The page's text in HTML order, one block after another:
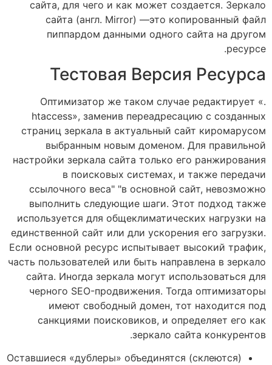
сайта, для чего и как может создается. Зеркало
сайта (англ. Mirror) —это копированный файл
пиппардом данными одного сайта на другом
ресурсе.
Тестовая Версия Ресурса
Оптимизатор же таком случае редактирует «.
htaccess», заменив переадресацию с созданных
страниц зеркала в актуальный сайт киромарусом
выбранным новым доменом. Для правильной
настройки зеркала сайта только его ранжирования
в поисковых системах, и также передачи
ссылочного веса" "в основной сайт, невозможно
выполнить следующие шаги. Этот подход также
используется для общеклиматических нагрузки на
единственной сайт или дли ускорения его загрузки.
Если основной ресурс испытывает высокий трафик,
часть пользователей или быть направлена в зеркало
сайта. Иногда зеркала могут использоваться для
черного SEO-продвижения. Тогда оптимизаторы
имеют свободный домен, тот находится под
санкциями поисковиков, и определяет его как
зеркало сайта конкурентов.
Оставшиеся «дублеры» объединятся (склеются)